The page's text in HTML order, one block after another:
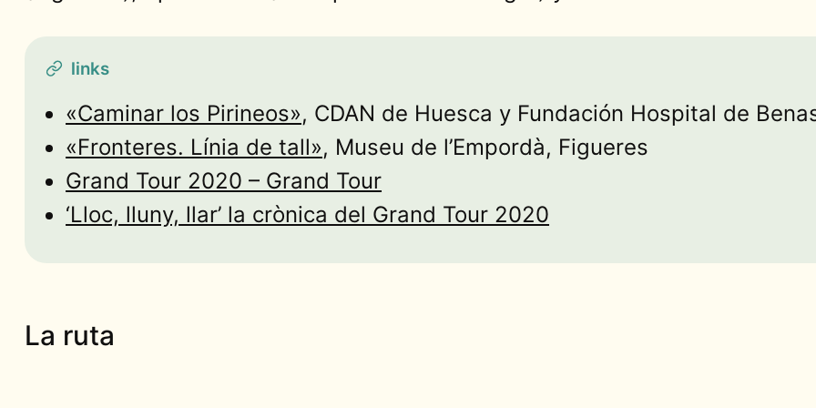
links
«Caminar los Pirineos», CDAN de Huesca y Fundación Hospital de
«Fronteres. Línia de tall», Museu de l’Empordà, Figueres
Grand Tour 2020 – Grand Tour
‘Lloc, lluny, llar’ la crònica del Grand Tour 2020
La ruta